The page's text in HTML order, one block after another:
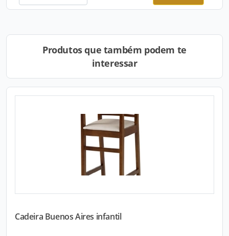
Produtos que também podem te
interessar
Cadeira Buenos Aires infantil